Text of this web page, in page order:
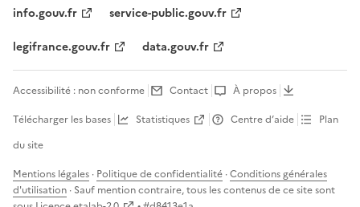
info.gouv.fr
service-public.gouv.fr
legifrance.gouv.fr
data.gouv.fr
Accessibilité : non conforme Contact
À propos
Télécharger les bases
Statistiques Centre d’aide
Plan
du site
Mentions légales · Politique de confidentialité ·Conditions générales
d'utilisation · Sauf mention contraire, tous les contenus de ce site sont